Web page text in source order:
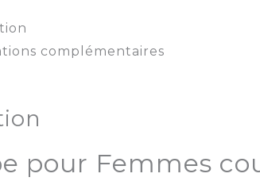
complémentaires
pour Femmes